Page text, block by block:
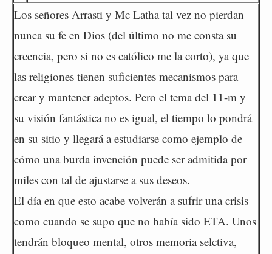
Los señores Arrasti y Mc Latha tal vez no pierdan
nunca su fe en Dios (del último no me consta su
creencia, pero si no es católico me la corto), ya que
las religiones tienen suficientes mecanismos para
crear y mantener adeptos. Pero el tema del 11-m y
su visión fantástica no es igual, el tiempo lo pondrá
en su sitio y llegará a estudiarse como ejemplo de
cómo una burda invención puede ser admitida por
miles con tal de ajustarse a sus deseos.
El día en que esto acabe volverán a sufrir una crisis
como cuando se supo que no había sido ETA. Unos
tendrán bloqueo mental, otros memoria selctiva,